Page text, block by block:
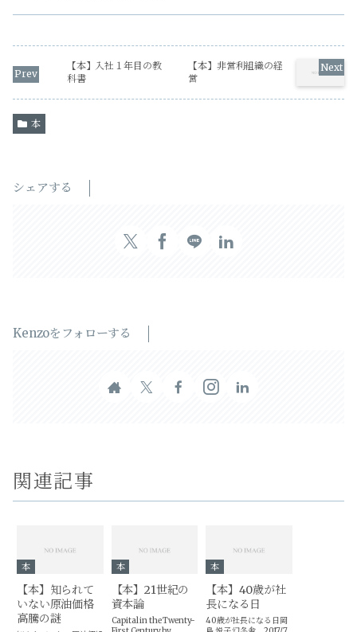
【本】入社１年目の教
科書
【本】非営利組織の経
営
本
シェアする
Kenzoをフォローする
関連記事
本
【本】知られて
いない原油価格
高騰の謎
本
【本】21世紀の
資本論
Capital in the Twenty-
本
【本】40歳が社
長になる日
40歳が社長になる日岡